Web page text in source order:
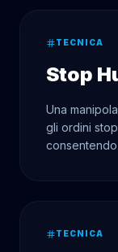
TECNICA
Stop
Una
gli ordini
TECNICA